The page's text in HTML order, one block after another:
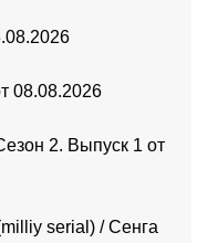
08.08.2026
2. Выпуск 1 от
serial) / Сенга